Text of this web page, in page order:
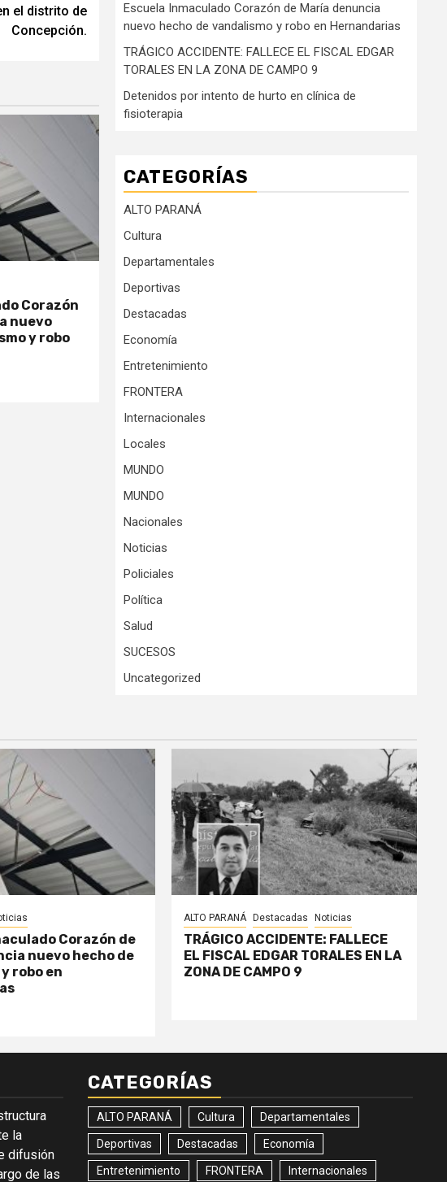
el distrito de
Concepción.
Corazón
nuevo
y robo
Escuela Inmaculado Corazón de María denuncia
nuevo hecho de vandalismo y robo en Hernandarias
TRÁGICO ACCIDENTE: FALLECE EL FISCAL EDGAR
TORALES EN LA ZONA DE CAMPO 9
Detenidos por intento de hurto en clínica de
fisioterapia
CATEGORÍAS
ALTO PARANÁ
Cultura
Departamentales
Deportivas
Destacadas
Economía
Entretenimiento
FRONTERA
Internacionales
Locales
MUNDO
MUNDO
Nacionales
Noticias
Policiales
Política
Salud
SUCESOS
Uncategorized
Corazón de
nuevo hecho de
robo en
ALTO PARANÁ Destacadas Noticias
TRÁGICO ACCIDENTE: FALLECE
EL FISCAL EDGAR TORALES EN LA
ZONA DE CAMPO 9
la
difusión
de las
CATEGORÍAS
ALTO PARANÁ Cultura Departamentales
Deportivas Destacadas Economía
Entretenimiento FRONTERA Internacionales